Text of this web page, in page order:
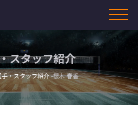
スタッフ紹介
・スタッフ紹介 櫻木 春香